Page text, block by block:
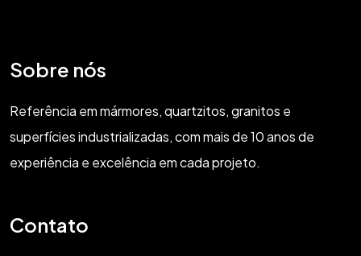
Sobre nós
Referência em mármores, quartzitos, granitos e
superfícies industrializadas, com mais de 10 anos de
experiência e excelência em cada projeto.
Contato